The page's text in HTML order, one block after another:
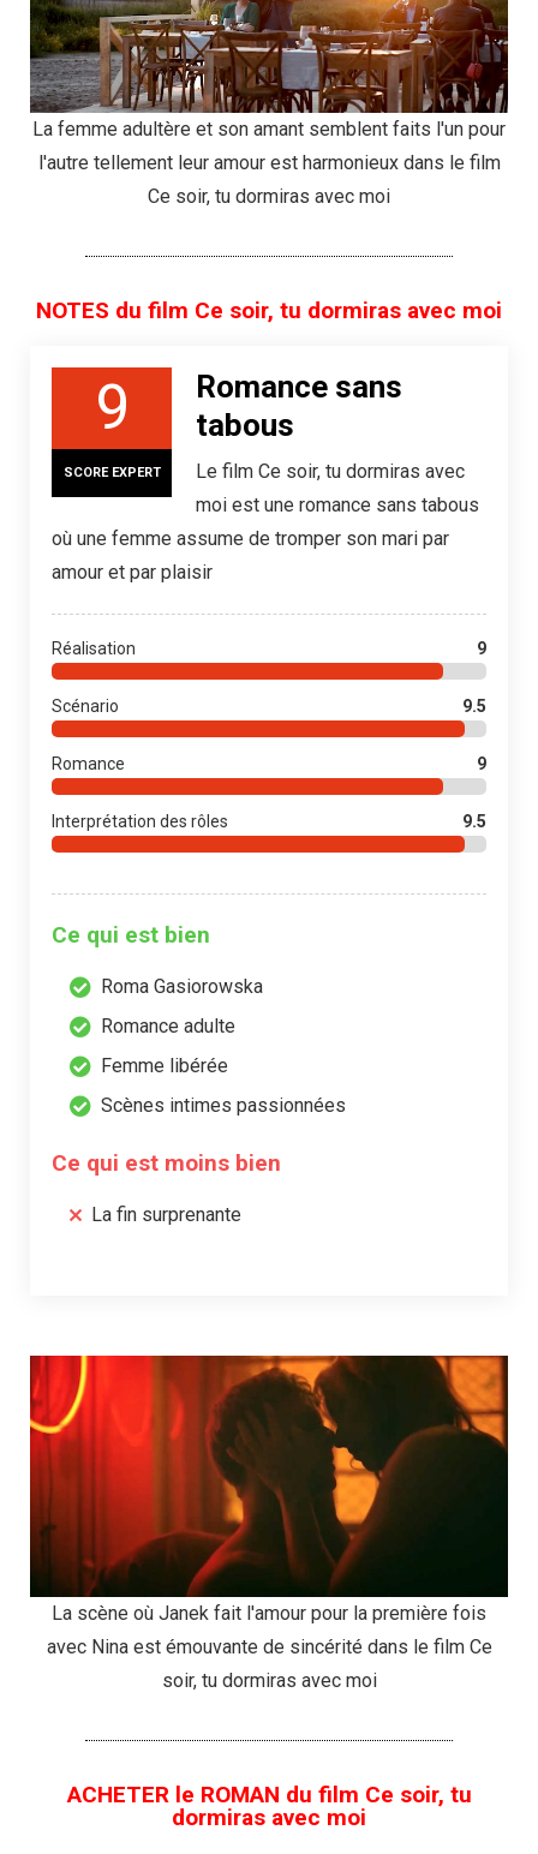
La femme adultère et son amant semblent faits l'un pour
l'autre tellement leur amour est harmonieux dans le film
Ce soir, tu dormiras avec moi
NOTES du film Ce soir, tu dormiras avec moi
9
SCORE EXPERT
Romance sans
tabous
Le film Ce soir, tu dormiras avec
moi est une romance sans tabous
où une femme assume de tromper son mari par
amour et par plaisir
Réalisation 9
Scénario 9.5
Romance 9
Interprétation des rôles 9.5
Ce qui est bien
Roma Gasiorowska
Romance adulte
Femme libérée
Scènes intimes passionnées
Ce qui est moins bien
La fin surprenante
La scène où Janek fait l'amour pour la première fois
avec Nina est émouvante de sincérité dans le film Ce
soir, tu dormiras avec moi
ACHETER le ROMAN du film Ce soir, tu
dormiras avec moi